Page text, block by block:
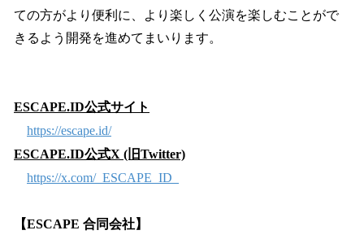
ての方がより便利に、より楽しく公演を楽しむことがで
きるよう開発を進めてまいります。
ESCAPE.ID公式サイト
https://escape.id/
ESCAPE.ID公式X (旧Twitter)
https://x.com/_ESCAPE_ID_
【ESCAPE 合同会社】